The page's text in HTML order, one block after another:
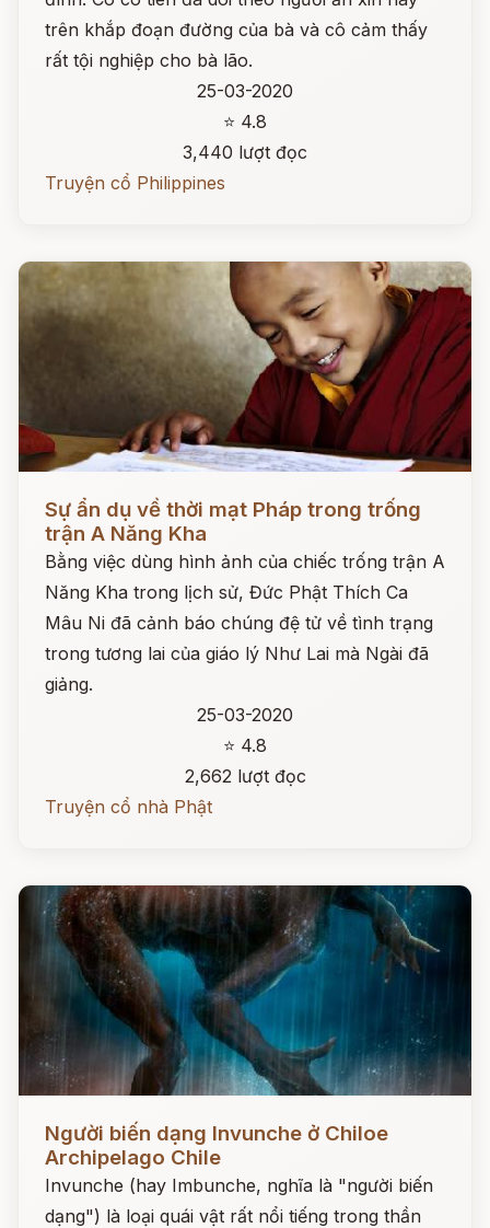
trên khắp đoạn đường của bà và cô cảm thấy
rất tội nghiệp cho bà lão.
25-03-2020
⭐ 4.8
3,440 lượt đọc
Truyện cổ Philippines
Đọc ngay
Sự ẩn dụ về thời mạt Pháp trong trống
trận A Năng Kha
Bằng việc dùng hình ảnh của chiếc trống trận A
Năng Kha trong lịch sử, Đức Phật Thích Ca
Mâu Ni đã cảnh báo chúng đệ tử về tình trạng
trong tương lai của giáo lý Như Lai mà Ngài đã
giảng.
25-03-2020
⭐ 4.8
2,662 lượt đọc
Truyện cổ nhà Phật
Người biến dạng Invunche ở Chiloe
Archipelago Chile
Invunche (hay Imbunche, nghĩa là "người biến
dạng") là loại quái vật rất nổi tiếng trong thần